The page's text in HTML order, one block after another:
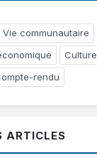
Vie communautaire
Culture
rendu
ARTICLES